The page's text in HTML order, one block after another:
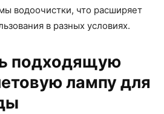
водоочистки, что расширяет
в разных условиях.
подходящую
лампу для